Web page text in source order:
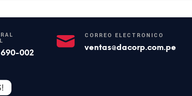
002
CORREO ELECTRÓNICO
ventas@dacorp.com.pe